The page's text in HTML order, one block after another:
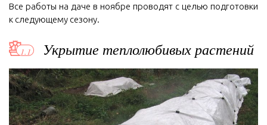
Все работы на даче в ноябре проводят с целью подготовки
к следующему сезону.
Укрытие теплолюбивых растений